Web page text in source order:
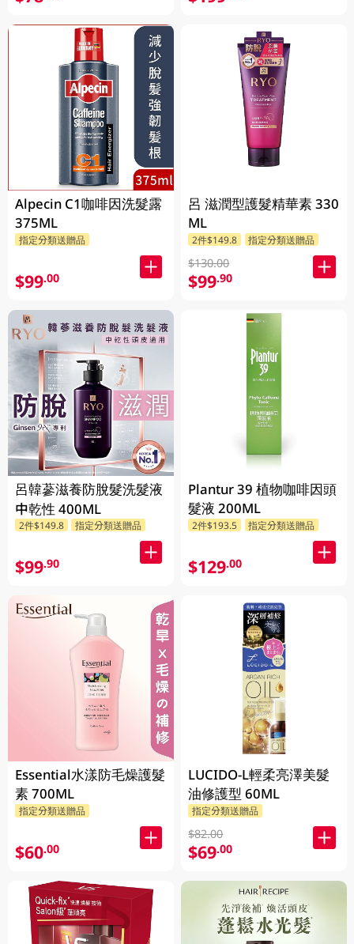
Alpecin C1咖啡因洗髮露
375ML
指定分類送贈品
$99.00
呂韓蔘滋養防脫髮洗髮液
中乾性 400ML
2件$149.8 指定分類送贈品
$99.90
Essential水漾防毛燥護髮
素 700ML
指定分類送贈品
$60.00
呂 滋潤型護髮精華素 330
ML
2件$149.8 指定分類送贈品
$130.00
$99.90
Plantur 39 植物咖啡因頭
髮液 200ML
2件$193.5 指定分類送贈品
$129.00
LUCIDO-L輕柔亮澤美髮
油修護型 60ML
指定分類送贈品
$82.00
$69.00